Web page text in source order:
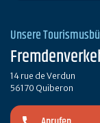
Unsere
14 rue de Verdun
56170 Quiberon